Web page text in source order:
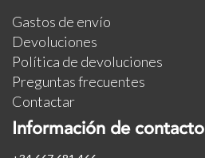
Gastos de envío
Devoluciones
Política de devoluciones
Preguntas frecuentes
Contactar
Información de contacto